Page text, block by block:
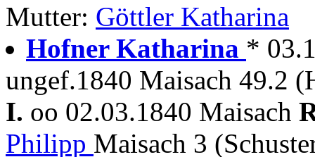
Mutter: Göttler Katharina
Hofner Katharina *
ungef.1840 Maisach 49.2
I. oo 02.03.1840 Maisach
Philipp Maisach 3